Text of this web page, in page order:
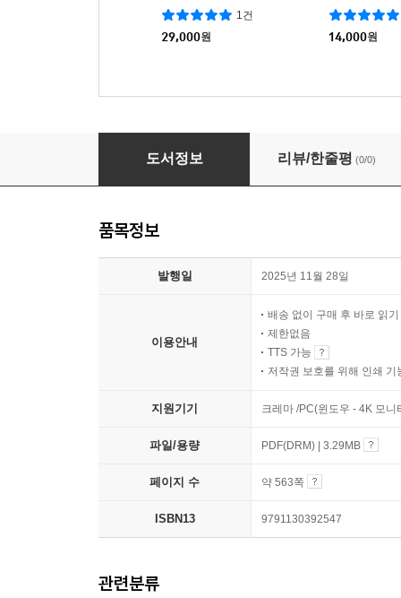
1건
29,000원 14,000원
민법입문
도서정보 리뷰/한줄평 (0/0)
품목정보
발행일 2025년 11월 28일
이용안내
배송 없이 구매 후 바로 읽기
제한없음
TTS 가능
저작권 보호를 위해 인쇄 기
지원기기 크레마 /PC(윈도우 - 4K 모
파일/용량 PDF(DRM) | 3.29MB
페이지 수 약 563쪽
ISBN13 9791130392547
관련분류